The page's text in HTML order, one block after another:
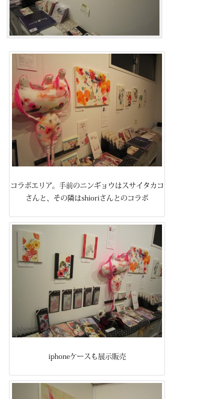
コラボエリア。手前のニンギョウはスサイタカコ
さんと、その隣はshioriさんとのコラボ
iphoneケースも展示販売